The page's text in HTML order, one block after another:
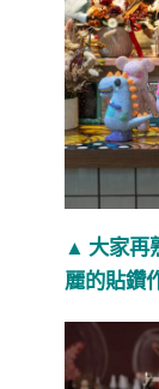
▲ 大家再
麗的貼鑽